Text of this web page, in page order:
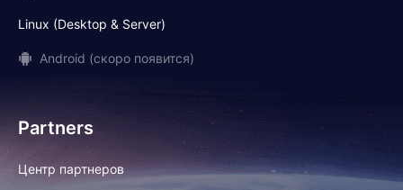
Linux (Desktop & Server)
Android (скоро появится)
Partners
Центр партнеров